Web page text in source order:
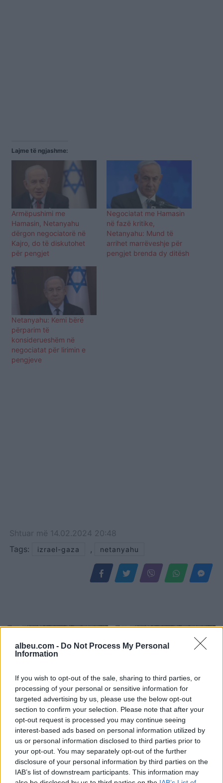
albeu.com - Do Not Process My Personal
Information
If you wish to opt-out of the sale, sharing to third parties, or
processing of your personal or sensitive information for
targeted advertising by us, please use the below opt-out
section to confirm your selection. Please note that after your
opt-out request is processed you may continue seeing
interest-based ads based on personal information utilized by
us or personal information disclosed to third parties prior to
your opt-out. You may separately opt-out of the further
disclosure of your personal information by third parties on the
IAB’s list of downstream participants. This information may
Lajme të ngjashme:
Armëpushimi me
Hamasin, Netanyahu
dërgon negociatorë në
Kajro, do të diskutohet
për pengjet
Negociatat me Hamasin
në fazë kritike,
Netanyahu: Mund të
arrihet marrëveshje për
pengjet brenda dy ditësh
Netanyahu: Kemi bërë
përparim të
konsiderueshëm në
negociatat për lirimin e
pengjeve
Shtuar më 14.02.2024 20:48
Tags:
izrael-gaza , netanyahu
Video/ Shpërthimi në një
minibus në periferi të
Damaskut lë 2 të vdekur
dhe 13 të plagosur
Video/ Dy të vrarë dhe 13
të plagosur nga
shpërthimi i një minibusi
pranë Damaskut